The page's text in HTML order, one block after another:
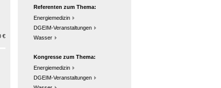
€
Referenten zum Thema:
Energiemedizin
DGEIM-Veranstaltungen
Wasser
Kongresse zum Thema:
Energiemedizin
DGEIM-Veranstaltungen